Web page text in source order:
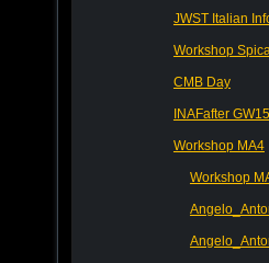
JWST Italian
Workshop
CMB Day
INAFafter
Workshop MA4
Workshop